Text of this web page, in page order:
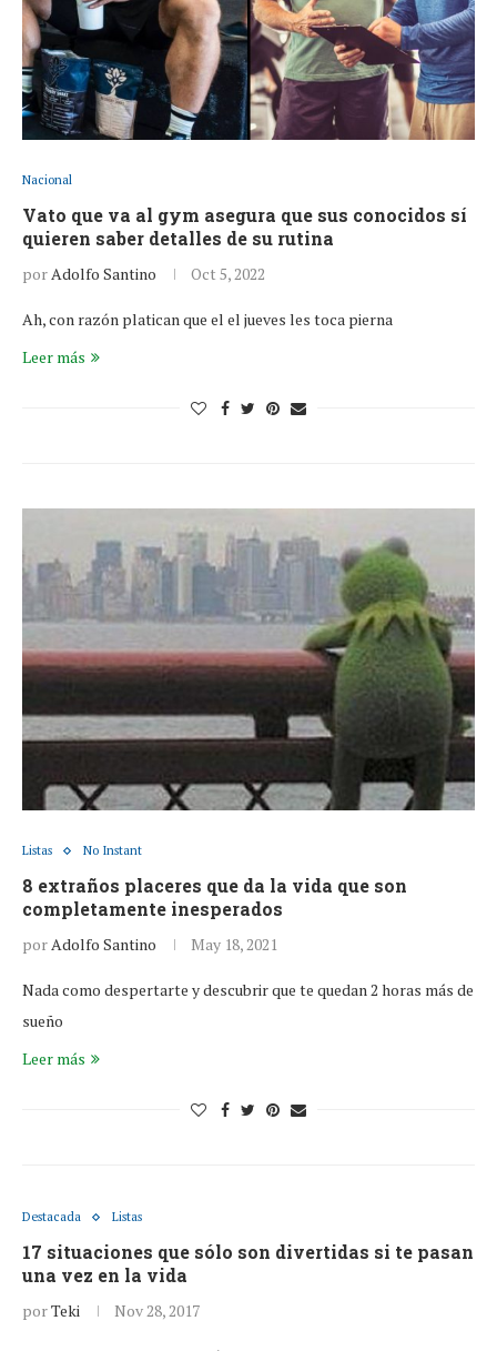
Nacional
Vato que va al gym asegura que sus conocidos sí
quieren saber detalles de su rutina
porAdolfo Santino Oct 5, 2022
Ah, con razón platican que el el jueves les toca pierna
Leer más
Listas No Instant
8 extraños placeres que da la vida que son
completamente inesperados
porAdolfo Santino May 18, 2021
Nada como despertarte y descubrir que te quedan 2 horas más de
sueño
Leer más
Destacada Listas
17 situaciones que sólo son divertidas si te pasan
una vez en la vida
porTeki Nov 28, 2017